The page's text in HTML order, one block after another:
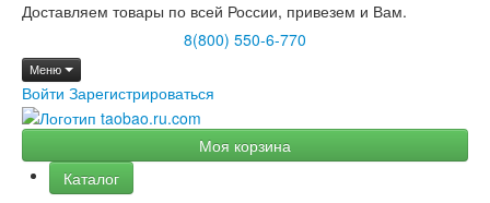
Доставляем товары по всей России, привезем и Вам.
8(800) 550-6-770
Меню
Войти Зарегистрироваться
Моя корзина
Каталог